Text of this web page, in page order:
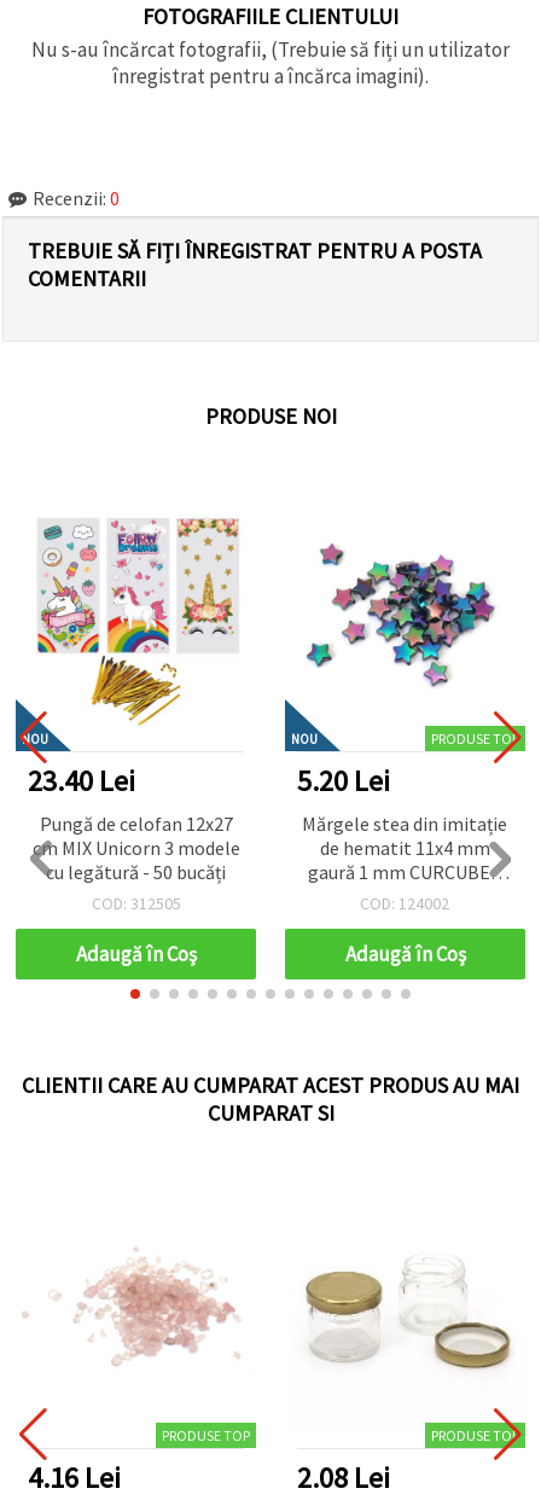
FOTOGRAFIILE CLIENTULUI
Nu s-au încărcat fotografii, (Trebuie să fiți un utilizator
înregistrat pentru a încărca imagini).
Recenzii: 0
TREBUIE SĂ FIȚI ÎNREGISTRAT PENTRU A POSTA
COMENTARII
PRODUSE NOI
NOU
23.40 Lei
Pungă de celofan 12x27
cm MIX Unicorn 3 modele
cu legătură - 50 bucăți
COD: 312505
Adaugă în Coş
NOU PRODUSE TOP
5.20 Lei
Mărgele stea din imitație
de hematit 11x4 mm
gaură 1 mm CURCUBEU
-20 grame ~ 90 bucăți
COD: 124002
Adaugă în Coş
CLIENTII CARE AU CUMPARAT ACEST PRODUS AU MAI
CUMPARAT SI
PRODUSE TOP
4.16 Lei
PRODUSE TOP
2.08 Lei